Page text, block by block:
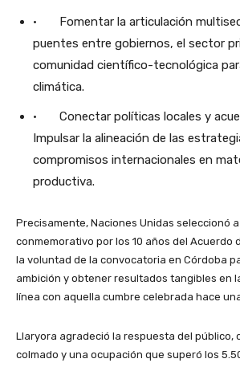
· Fomentar la articulación
puentes entre gobiernos, el sector
comunidad científico-tecnológica
climática.
· Conectar políticas locales y
Impulsar la alineación de las
compromisos internacionales en
productiva.
Precisamente, Naciones Unidas seleccionó a
conmemorativo por los 10 años del Acuerdo
la voluntad de la convocatoria en Córdoba
ambición y obtener resultados tangibles en
línea con aquella cumbre celebrada hace
Llaryora agradeció la respuesta del público,
colmado y una ocupación que superó los